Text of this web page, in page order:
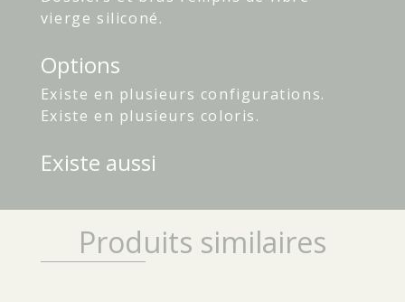
vierge siliconé.
Options
Existe en plusieurs configurations.
Existe en plusieurs coloris.
Existe aussi
Produits similaires